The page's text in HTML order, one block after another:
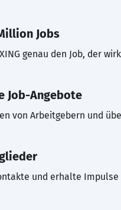
Jobs
genau den Job, der
Job-Angebote
von Arbeitgebern und
und erhalte Impulse